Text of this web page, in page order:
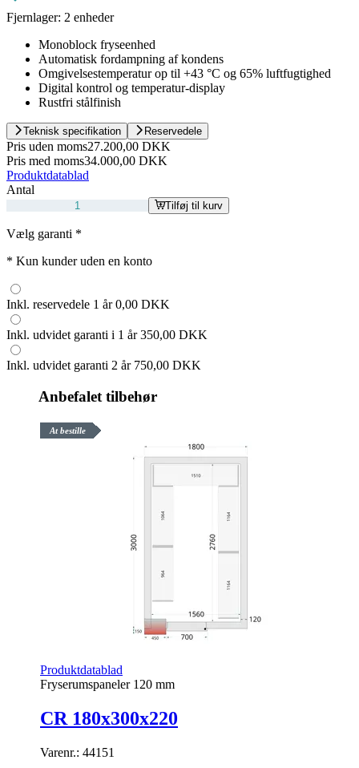
Fjernlager: 2 enheder
Monoblock fryseenhed
Automatisk fordampning af kondens
Omgivelsestemperatur op til +43 °C og 65% luftfugtighed
Digital kontrol og temperatur-display
Rustfri stålfinish
Teknisk specifikation Reservedele
Pris uden moms27.200,00 DKK
Pris med moms34.000,00 DKK
Produktdatablad
Antal
Tilføj til kurv
Vælg garanti *
* Kun kunder uden en konto
Inkl. reservedele 1 år0,00 DKK
Inkl. udvidet garanti i 1 år350,00 DKK
Inkl. udvidet garanti 2 år 750,00 DKK
Anbefalet tilbehør
At bestille
Produktdatablad
Fryserumspaneler 120 mm
CR 180x300x220
Varenr.: 44151